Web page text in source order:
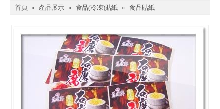
首頁 » 產品展示 » 食品(冷凍)貼紙 » 食品貼紙